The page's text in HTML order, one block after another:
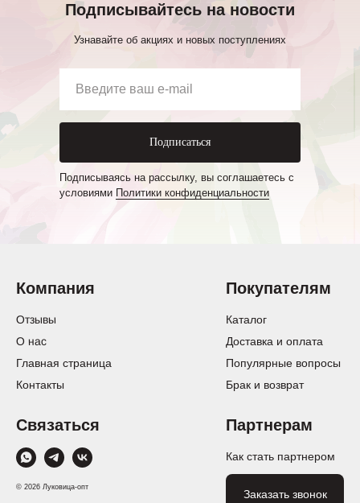
Подписывайтесь на новости
Узнавайте об акциях и новых поступлениях
Подписаться
Подписываясь на рассылку, вы соглашаетесь с
условиями Политики конфиденциальности
Компания Покупателям
Партнерам
О нас
Главная страница
Контакты
Каталог
Доставка и оплата
Популярные вопросы
Брак и возврат
Как стать партнером
Заказать звонок
© 2026 Луковица-опт
Отзывы
Связаться